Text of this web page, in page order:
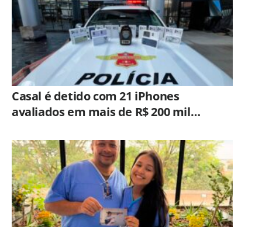
Casal é detido com 21 iPhones
avaliados em mais de R$ 200 mil
Campinas